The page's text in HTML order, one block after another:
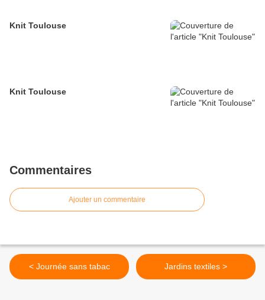
Knit Toulouse
Knit Toulouse
Commentaires
Ajouter un commentaire
< Journée sans tabac Jardins textiles >